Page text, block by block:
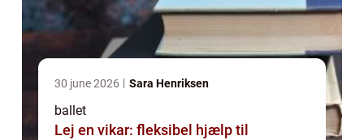
30 june 2026 Sara Henriksen
ballet
Lej en vikar: fleksibel hjælp til